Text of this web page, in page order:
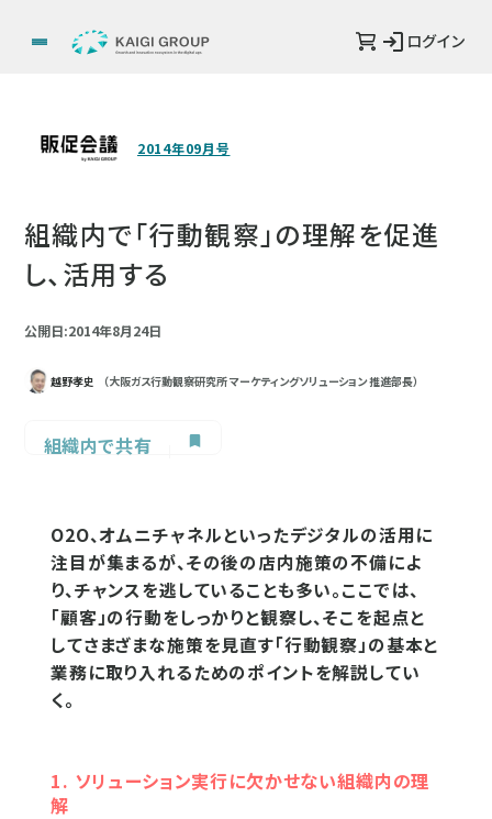
ログイン
2014年09月号
組織内で「行動観察」の理解を促進
し、活用する
公開日:2014年8月24日
越野孝史 （大阪ガス行動観察研究所 マーケティングソリューション 推進部長）
組織内で共有
O2O、オムニチャネルといったデジタルの活用に
注目が集まるが、その後の店内施策の不備によ
り、チャンスを逃していることも多い。ここでは、
「顧客」の行動をしっかりと観察し、そこを起点と
してさまざまな施策を見直す「行動観察」の基本と
業務に取り入れるためのポイントを解説してい
く。
1. ソリューション実行に欠かせない組織内の理
解